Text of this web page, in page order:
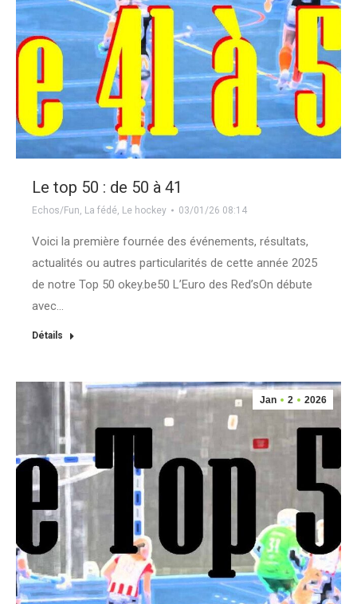
Le top 50 : de 50 à 41
Echos/Fun La fédé Le hockey 03/01/26 08:14
Voici la première fournée des événements, résultats,
actualités ou autres particularités de cette année 2025
de notre Top 50 okey.be50 L’Euro des Red’sOn débute
avec…
Détails
Jan 2 2026